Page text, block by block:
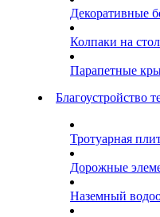
Декоративные
Колпаки на
Парапетные
Благоустройство
Тротуарная
Дорожные
Наземный